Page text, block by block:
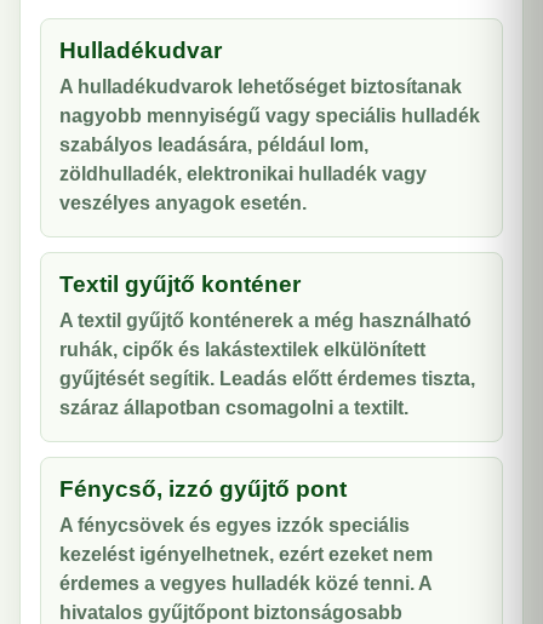
Hulladékudvar
A hulladékudvarok lehetőséget biztosítanak
nagyobb mennyiségű vagy speciális hulladék
szabályos leadására, például lom,
zöldhulladék, elektronikai hulladék vagy
veszélyes anyagok esetén.
Textil gyűjtő konténer
A textil gyűjtő konténerek a még használható
ruhák, cipők és lakástextilek elkülönített
gyűjtését segítik. Leadás előtt érdemes tiszta,
száraz állapotban csomagolni a textilt.
Fénycső, izzó gyűjtő pont
A fénycsövek és egyes izzók speciális
kezelést igényelhetnek, ezért ezeket nem
érdemes a vegyes hulladék közé tenni. A
hivatalos gyűjtőpont biztonságosabb